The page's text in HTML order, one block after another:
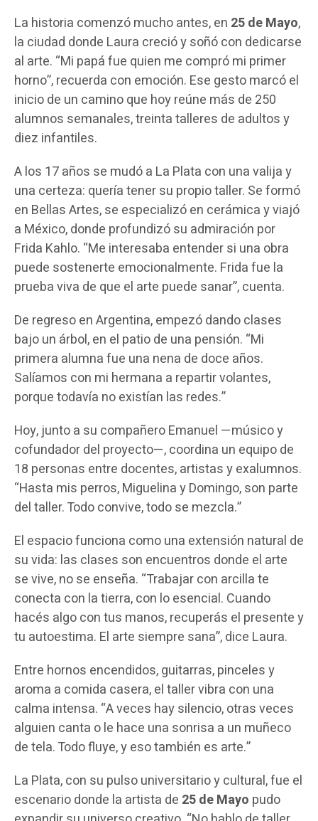
La historia comenzó mucho antes, en 25 de Mayo,
la ciudad donde Laura creció y soñó con dedicarse
al arte. “Mi papá fue quien me compró mi primer
horno”, recuerda con emoción. Ese gesto marcó el
inicio de un camino que hoy reúne más de 250
alumnos semanales, treinta talleres de adultos y
diez infantiles.
A los 17 años se mudó a La Plata con una valija y
una certeza: quería tener su propio taller. Se formó
en Bellas Artes, se especializó en cerámica y viajó
a México, donde profundizó su admiración por
Frida Kahlo. “Me interesaba entender si una obra
puede sostenerte emocionalmente. Frida fue la
prueba viva de que el arte puede sanar”, cuenta.
De regreso en Argentina, empezó dando clases
bajo un árbol, en el patio de una pensión. “Mi
primera alumna fue una nena de doce años.
Salíamos con mi hermana a repartir volantes,
porque todavía no existían las redes.”
Hoy, junto a su compañero Emanuel —músico y
cofundador del proyecto—, coordina un equipo de
18 personas entre docentes, artistas y exalumnos.
“Hasta mis perros, Miguelina y Domingo, son parte
del taller. Todo convive, todo se mezcla.”
El espacio funciona como una extensión natural de
su vida: las clases son encuentros donde el arte
se vive, no se enseña. “Trabajar con arcilla te
conecta con la tierra, con lo esencial. Cuando
hacés algo con tus manos, recuperás el presente y
tu autoestima. El arte siempre sana”, dice Laura.
Entre hornos encendidos, guitarras, pinceles y
aroma a comida casera, el taller vibra con una
calma intensa. “A veces hay silencio, otras veces
alguien canta o le hace una sonrisa a un muñeco
de tela. Todo fluye, y eso también es arte.”
La Plata, con su pulso universitario y cultural, fue el
escenario donde la artista de 25 de Mayo pudo